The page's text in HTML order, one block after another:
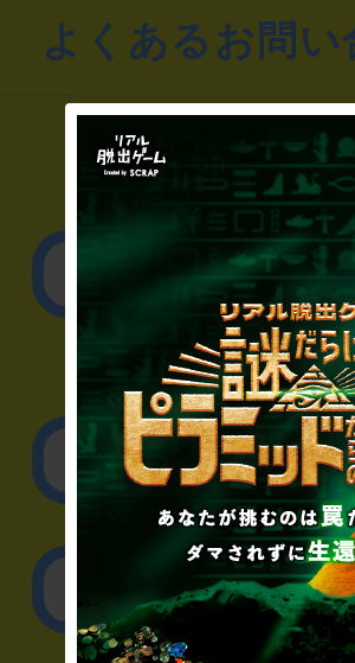
よくあるお問い
▼一般
公演内容、
▼企業／
リアル脱出ゲ
取材に